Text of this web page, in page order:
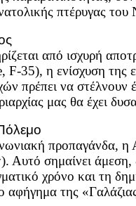
πτέρυγας
από ισχυρή
35), η ενίσχυση της
πρέπει να
μας θα έχει
προπαγάνδα,
σημαίνει άμεση,
χρόνο και τη
της